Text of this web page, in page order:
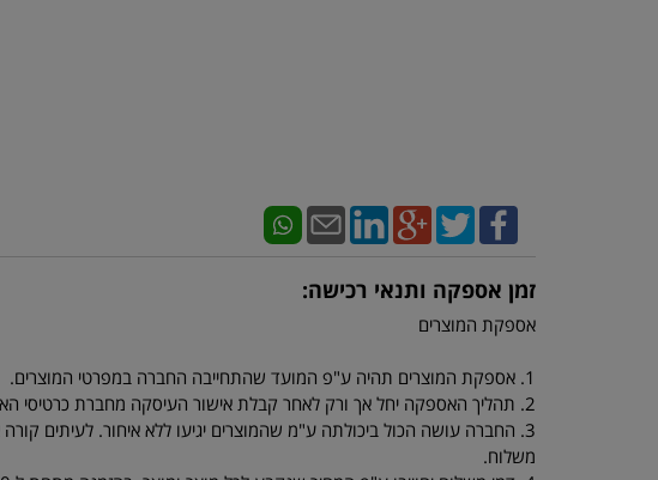
זמן אספקה ותנאי רכישה:
אספקת המוצרים
1. אספקת המוצרים תהיה ע"פ המועד שהתחייבה החברה במפרטי המוצרים.
2. תהליך האספקה יחל אך ורק לאחר קבלת אישור העיסקה מחברת כרטיסי האשראי.
3. החברה עושה הכול ביכולתה ע"מ שהמוצרים יגיעו ללא איחור. לעיתים
משלוח.